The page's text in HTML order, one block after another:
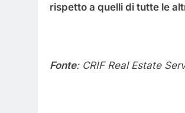
rispetto a quelli di tutte le
Fonte: CRIF Real Estate